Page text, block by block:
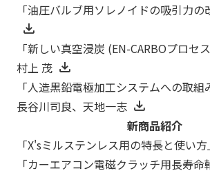
「油圧バルブ用ソレノイドの吸引力
「新しい真空浸炭 (EN-CARBOプロセ
村上 茂
「人造黒鉛電極加工システムへの取
長谷川司良、天地一志
新商品紹介
「X'sミルステンレス用の特長と使い
「カーエアコン電磁クラッチ用長寿